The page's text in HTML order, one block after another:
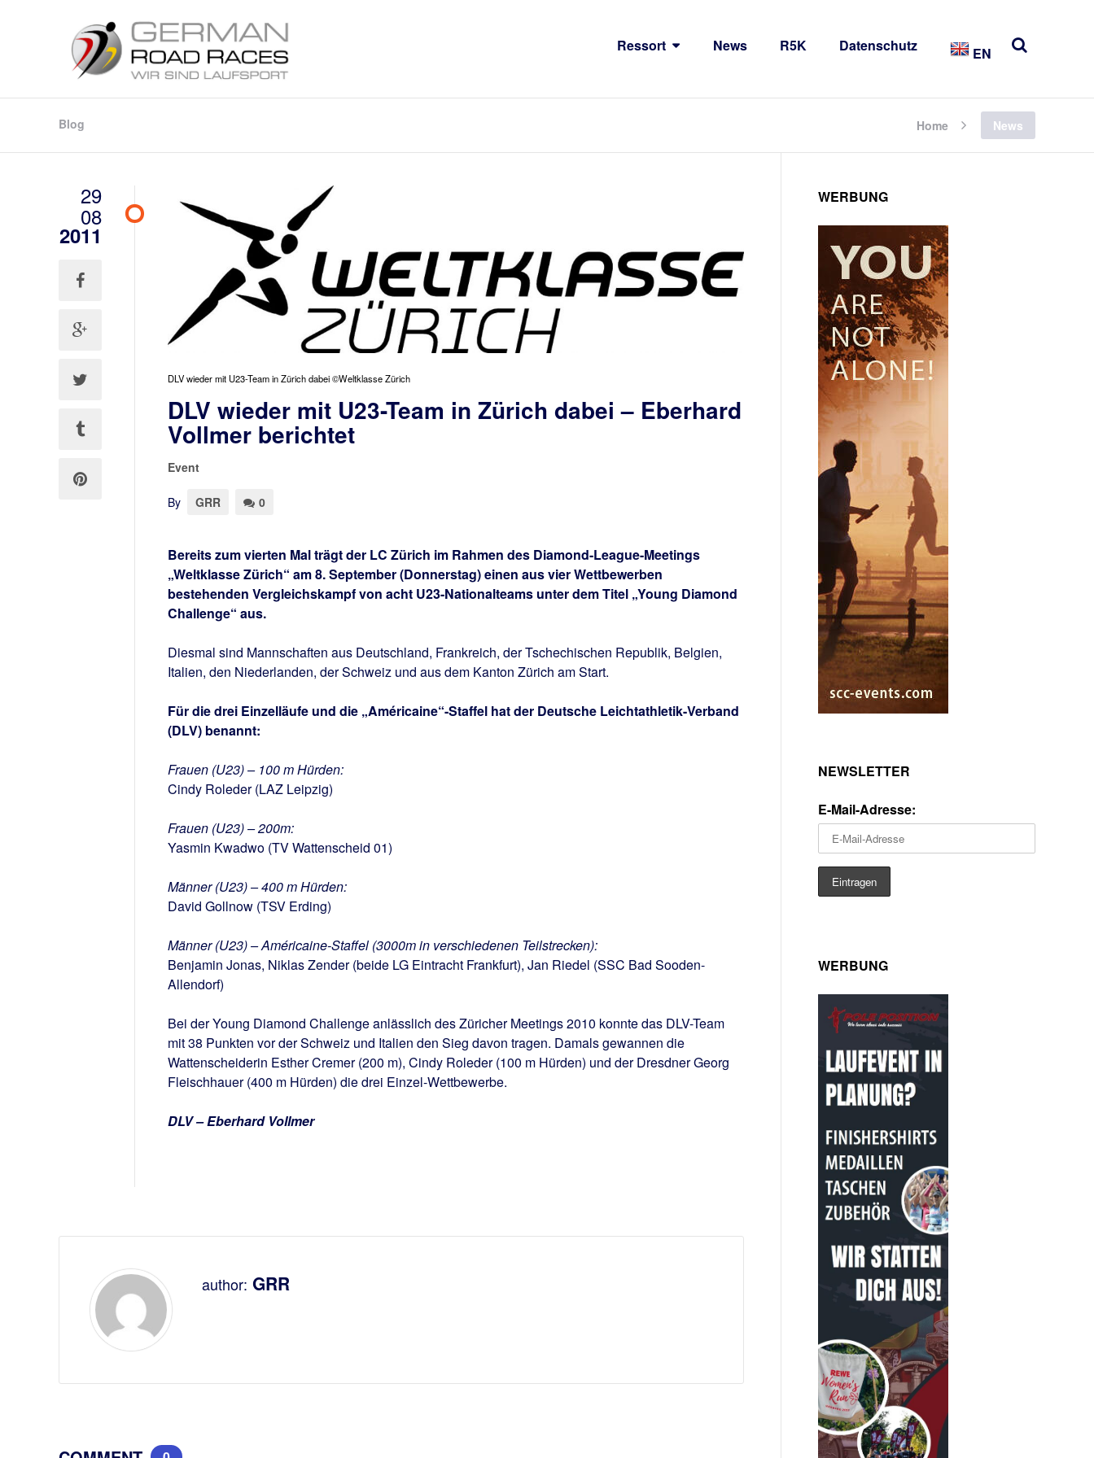
Ressort News R5K Datenschutz EN
Blog Home News
29
08
2011
DLV wieder mit U23-Team in Zürich dabei ©Weltklasse Zürich
DLV wieder mit U23-Team in Zürich dabei – Eberhard
Vollmer berichtet
Event
By GRR 0
Bereits zum vierten Mal trägt der LC Zürich im Rahmen des Diamond-League-Meetings
„Weltklasse Zürich“ am 8. September (Donnerstag) einen aus vier Wettbewerben
bestehenden Vergleichskampf von acht U23-Nationalteams unter dem Titel „Young Diamond
Challenge“ aus.
Diesmal sind Mannschaften aus Deutschland, Frankreich, der Tschechischen Republik, Belgien,
Italien, den Niederlanden, der Schweiz und aus dem Kanton Zürich am Start.
Für die drei Einzelläufe und die „Américaine“-Staffel hat der Deutsche Leichtathletik-Verband
(DLV) benannt:
Frauen (U23) – 100 m Hürden:
Cindy Roleder (LAZ Leipzig)
Frauen (U23) – 200m:
Yasmin Kwadwo (TV Wattenscheid 01)
Männer (U23) – 400 m Hürden:
David Gollnow (TSV Erding)
Männer (U23) – Américaine-Staffel (3000m in verschiedenen Teilstrecken):
Benjamin Jonas, Niklas Zender (beide LG Eintracht Frankfurt), Jan Riedel (SSC Bad Sooden-
Allendorf)
Bei der Young Diamond Challenge anlässlich des Züricher Meetings 2010 konnte das DLV-Team
mit 38 Punkten vor der Schweiz und Italien den Sieg davon tragen. Damals gewannen die
Wattenscheiderin Esther Cremer (200 m), Cindy Roleder (100 m Hürden) und der Dresdner Georg
Fleischhauer (400 m Hürden) die drei Einzel-Wettbewerbe.
DLV – Eberhard Vollmer
author: GRR
WERBUNG
NEWSLETTER
E-Mail-Adresse:
WERBUNG